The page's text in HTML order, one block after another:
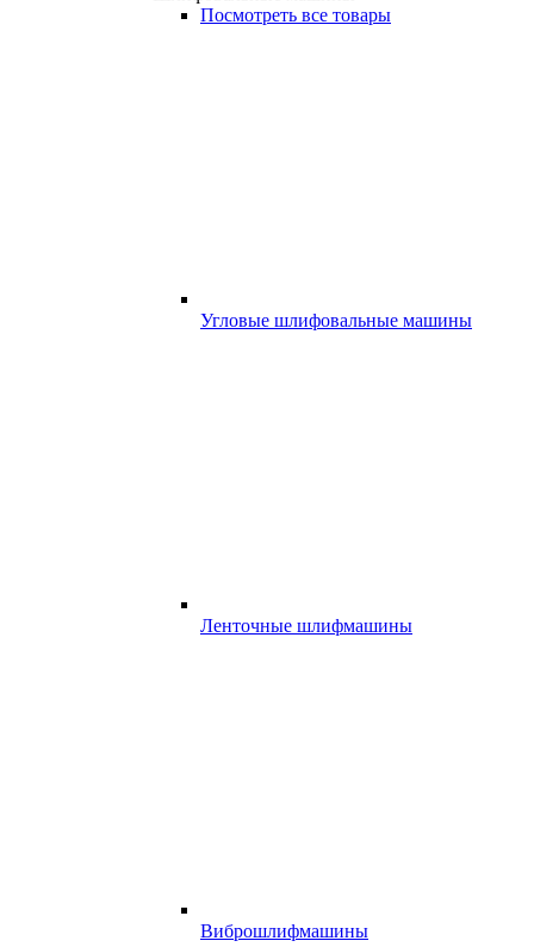
Посмотреть все товары
Угловые шлифовальные машины
Ленточные шлифмашины
Виброшлифмашины